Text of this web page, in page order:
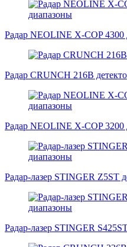
Радар NEOLINE X-COP 4300
Радар CRUNCH 216B
Радар NEOLINE X-COP 3200
Радар-лазер STINGER Z5ST
Радар-лазер STINGER